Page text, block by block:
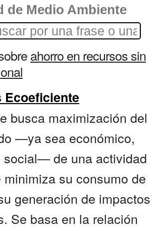
de Medio Ambiente
ahorro en recursos sin
busca maximización del
—ya sea económico,
social— de una actividad
minimiza su consumo de
generación de impactos
Se basa en la relación